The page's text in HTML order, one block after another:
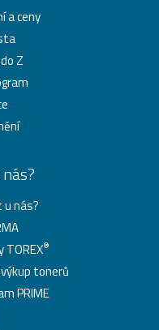
a ceny
Z
u nás?
®
tonerů
PRIME